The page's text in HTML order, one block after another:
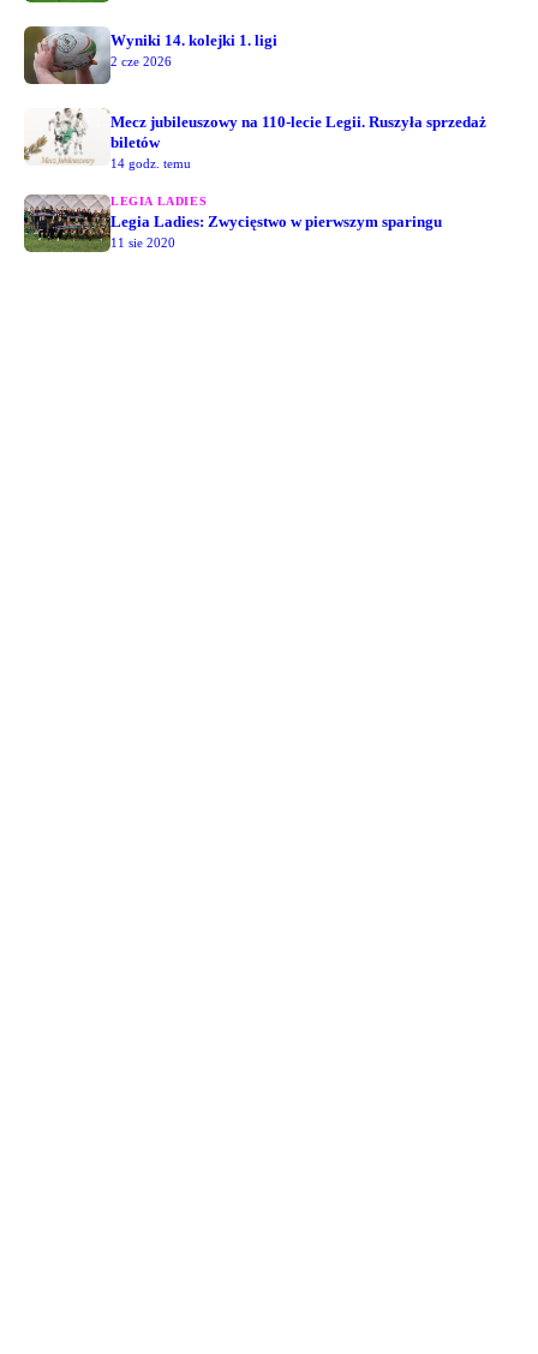
Wyniki 14. kolejki 1. ligi
2 cze 2026
Mecz jubileuszowy na 110-lecie Legii. Ruszyła sprzedaż
biletów
14 godz. temu
LEGIA LADIES
Legia Ladies: Zwycięstwo w pierwszym sparingu
11 sie 2020